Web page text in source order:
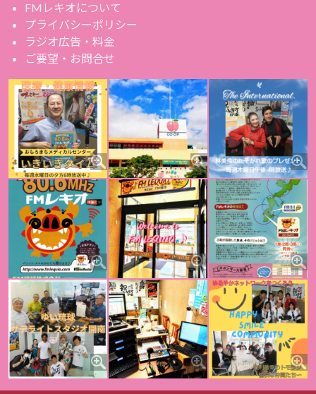
FMレキオについて
プライバシーポリシー
ラジオ広告・料金
ご要望・お問合せ